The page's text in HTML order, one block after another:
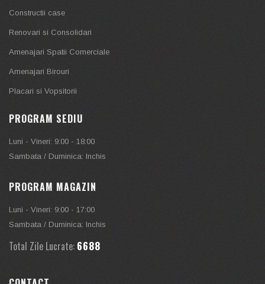
Constructii case
Renovari si Consolidari
Amenajari Spatii Comerciale
Amenajari Birouri
Placari si Vopsitorii
PROGRAM SEDIU
Luni - Vineri: 9:00 - 18:00
Sambata / Duminica: Inchis
PROGRAM MAGAZIN
Luni - Vineri: 9:00 - 17:00
Sambata / Duminica: Inchis
Total Zile Lucrate: 7570